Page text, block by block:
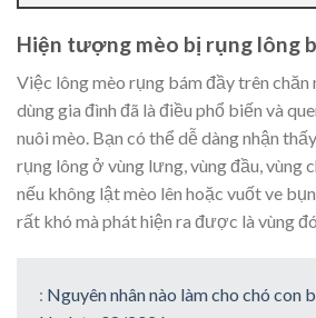
Hiện tượng mèo bị rụng lông
Việc lông mèo rụng bám đầy trên chăn
dùng gia đình đã là điều phổ biến và
nuôi mèo. Bạn có thể dễ dàng nhận
rụng lông ở vùng lưng, vùng đầu, vùng
nếu không lật mèo lên hoặc vuốt ve
rất khó mà phát hiện ra được là vùng
: Nguyên nhân nào làm cho chó con